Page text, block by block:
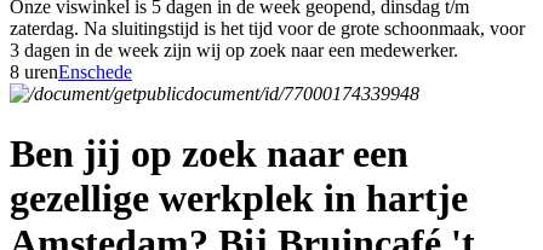
Onze viswinkel is 5 dagen in de week geopend, dinsdag t/m
zaterdag. Na sluitingstijd is het tijd voor de grote schoonmaak, voor
3 dagen in de week zijn wij op zoek naar een medewerker.
8 urenEnschede
Ben jij op zoek naar een
gezellige werkplek in hartje